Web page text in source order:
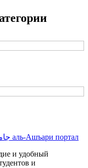
аль-Ашъари портал
и удобный
и